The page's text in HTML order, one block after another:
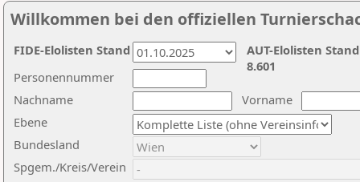
Willkommen bei den offiziellen
Nachname
Vorname
Ebene
Personennummer
Bundesland
Spgem./Kreis/Verein
AUT-Elolisten
8.601
FIDE-Elolisten Stand